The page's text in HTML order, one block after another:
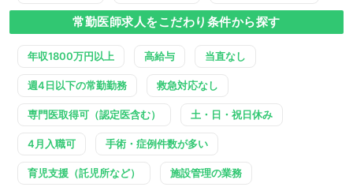
常勤医師求人をこだわり条件から探す
年収1800万円以上 高給与 当直なし
週4日以下の常勤勤務 救急対応なし
専門医取得可（認定医含む） 土・日・祝日休み
4月入職可 手術・症例件数が多い
育児支援（託児所など） 施設管理の業務